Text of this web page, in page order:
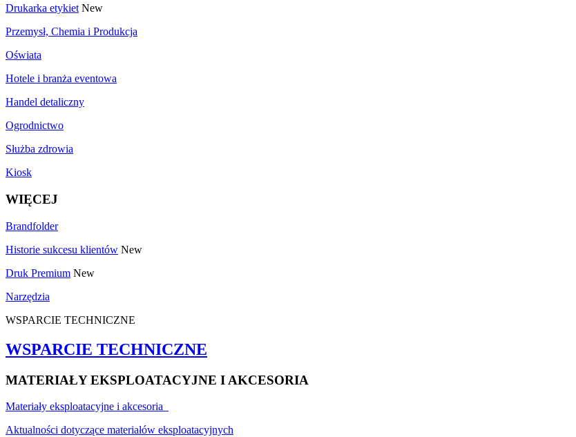
Drukarka etykiet New
Przemysł, Chemia i Produkcja
Oświata
Hotele i branża eventowa
Handel detaliczny
Ogrodnictwo
Służba zdrowia
Kiosk
WIĘCEJ
Brandfolder
Historie sukcesu klientów New
Druk Premium New
Narzędzia
WSPARCIE TECHNICZNE
WSPARCIE TECHNICZNE
MATERIAŁY EKSPLOATACYJNE I AKCESORIA
Materiały eksploatacyjne i akcesoria
Aktualności dotyczące materiałów eksploatacyjnych